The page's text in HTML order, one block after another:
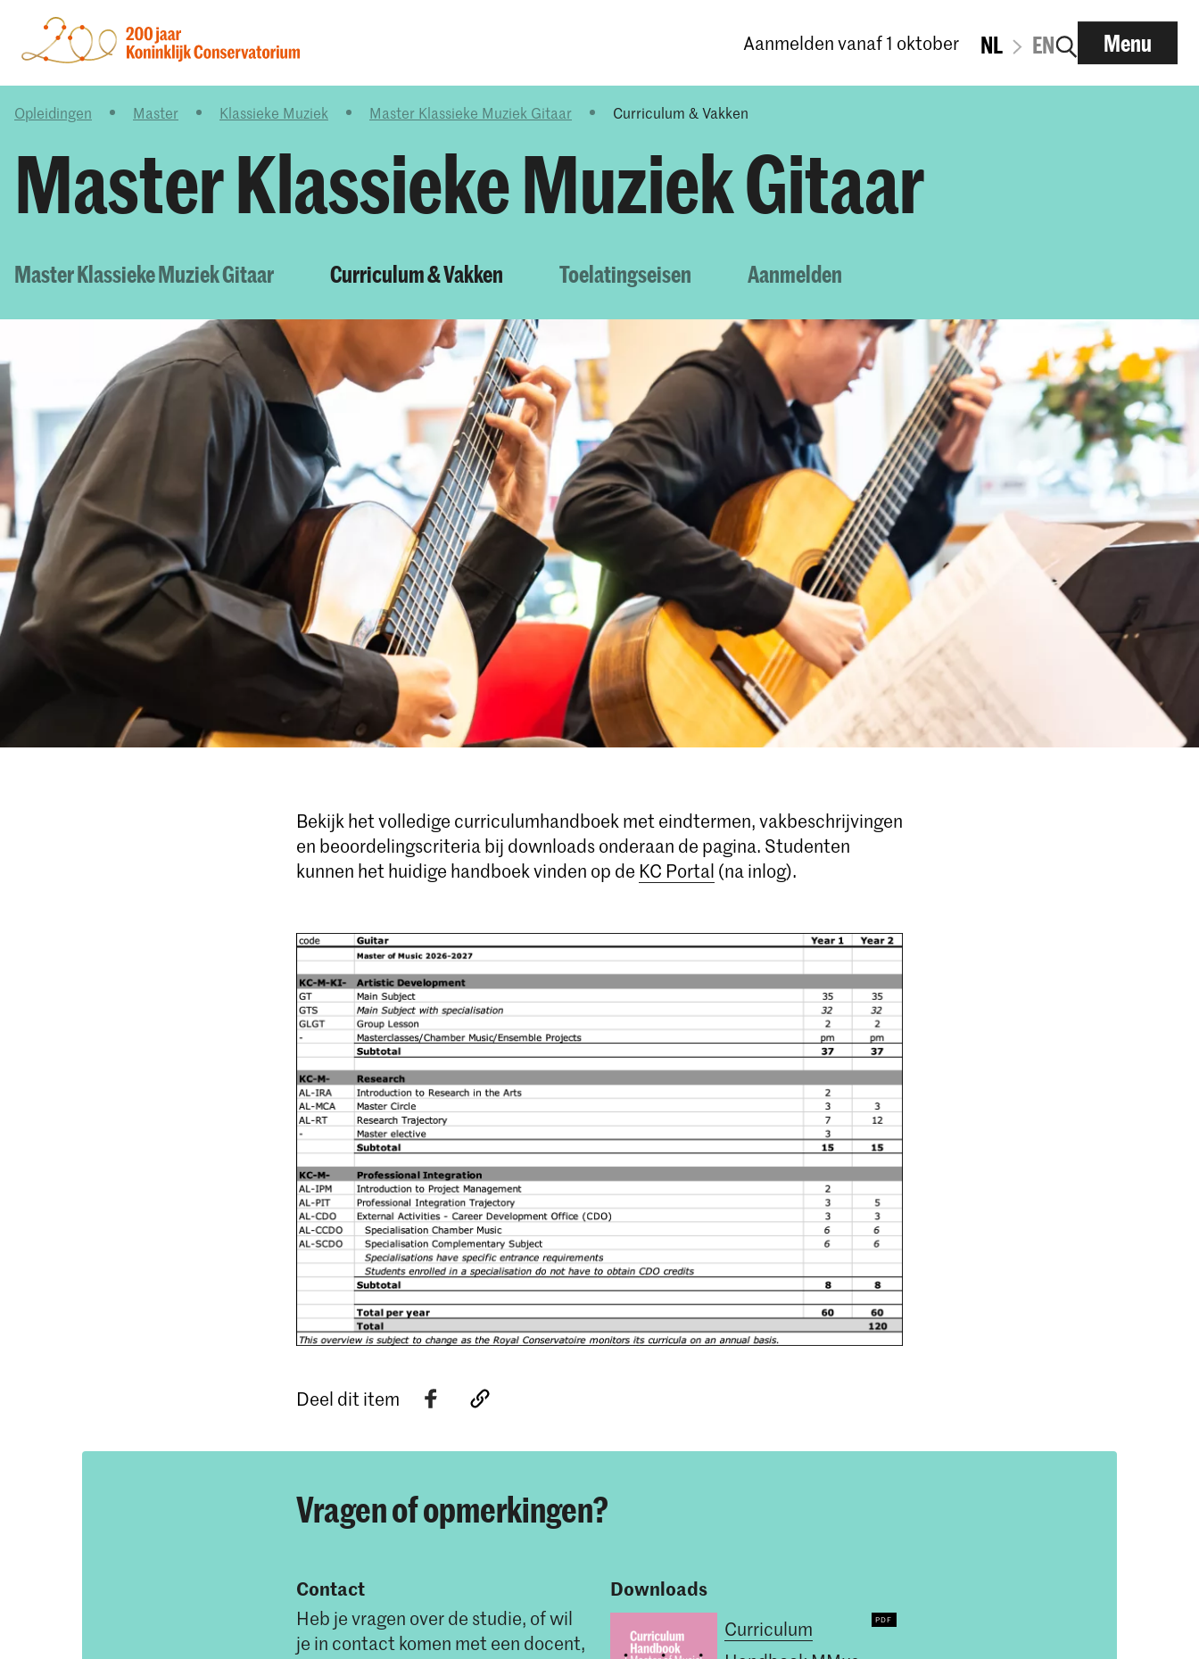
Aanmelden vanaf 1 oktober NL EN Menu
Opleidingen Master Klassieke Muziek Master Klassieke Muziek Gitaar Curriculum & Vakken
Master Klassieke Muziek Gitaar
Master Klassieke Muziek Gitaar Curriculum & Vakken Toelatingseisen Aanmelden
Bekijk het volledige curriculumhandboek met eindtermen, vakbeschrijvingen
en beoordelingscriteria bij downloads onderaan de pagina. Studenten
kunnen het huidige handboek vinden op de KC Portal (na inlog).
Deel dit item
Vragen of opmerkingen?
Contact
Heb je vragen over de studie, of wil
je in contact komen met een docent,
Downloads
Curriculum